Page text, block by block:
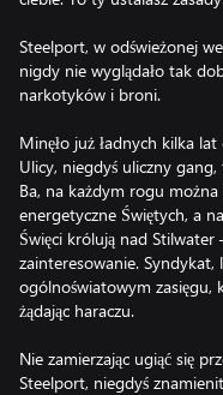
Steelport, w odświeżonej
nigdy nie wyglądało tak
narkotyków i broni.
Minęło już ładnych kilka
Ulicy, niegdyś uliczny
Ba, na każdym rogu
energetyczne Świętych, a
Święci królują nad Stilwater
zainteresowanie.
ogólnoświatowym zasięgu,
żądając haraczu.
Nie zamierzając ugiąć się
Steelport, niegdyś